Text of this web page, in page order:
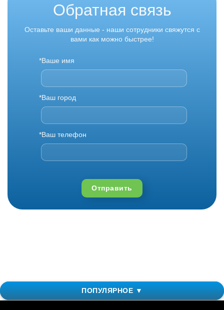
Обратная связь
Оставьте ваши данные - наши сотрудники свяжутся с
вами как можно быстрее!
*Ваше имя
*Ваш город
*Ваш телефон
Отправить
ПОПУЛЯРНОЕ ▼